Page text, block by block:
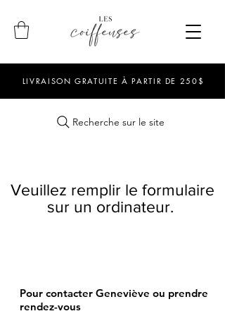
LIVRAISON GRATUITE À PARTIR DE 250$
Recherche sur le site
Veuillez remplir le formulaire
sur un ordinateur.
Pour contacter Geneviève ou prendre
rendez-vous